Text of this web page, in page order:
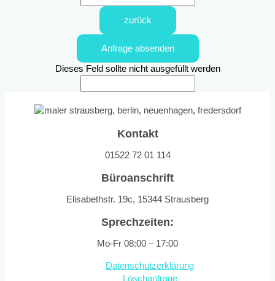
zurück
Anfrage absenden
Dieses Feld sollte nicht ausgefüllt werden
Kontakt
01522 72 01 114
Büroanschrift
Elisabethstr. 19c, 15344 Strausberg
Sprechzeiten:
Mo-Fr 08:00 – 17:00
Datenschutzerklärung
Löschanfrage